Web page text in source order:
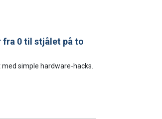
fra 0 til stjålet på to
simple hardware-hacks.